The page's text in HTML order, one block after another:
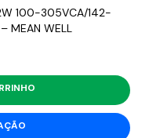
100-305VCA/142-
MEAN WELL